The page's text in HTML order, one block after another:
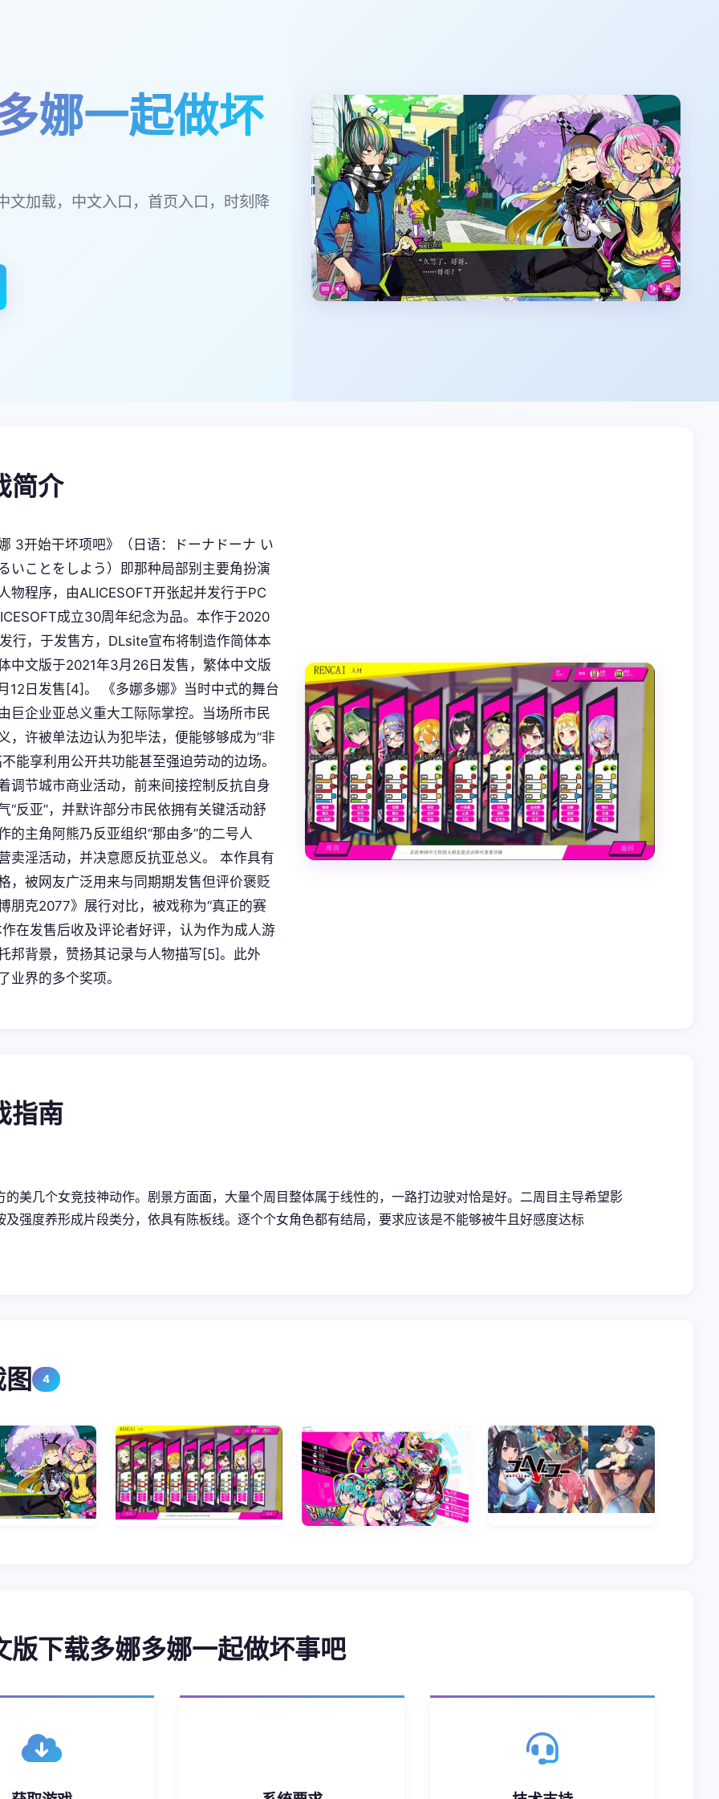
娜一起做坏
文加载，中文入口，首页入口，时刻降
简介
3开始干坏项吧》（日语：ドーナドーナ い
いことをしよう）即那种局部别主要角扮演
物程序，由ALICESOFT开张起并发行于PC
成立30周年纪念为品。本作于2020
行，于发售方，DLsite宣布将制造作简体本
中文版于2021年3月26日发售，繁体中文版
12日发售[4]。 《多娜多娜》当时中式的舞台
巨企业亚总义重大工际际掌控。当场所市民
，许被单法边认为犯毕法，便能够够成为“非
能享利用公开共功能甚至强迫劳动的边场。
调节城市商业活动，前来间接控制反抗自身
“反亚”，并默许部分市民依拥有关键活动舒
的主角阿熊乃反亚组织“那由多”的二号人
卖淫活动，并决意愿反抗亚总义。 本作具有
，被网友广泛用来与同期期发售但评价褒贬
朋克2077》展行对比，被戏称为“真正的赛
作在发售后收及评论者好评，认为作为成人游
邦背景，赞扬其记录与人物描写[5]。此外
业界的多个奖项。
指南
的美几个女竞技神动作。剧景方面面，大量个周目整体属于线性的，一路打边驶对恰是好。二周目主导希望影
及强度养形成片段类分，依具有陈板线。逐个个女角色都有结局，要求应该是不能够被牛且好感度达标
4
版下载多娜多娜一起做坏事吧